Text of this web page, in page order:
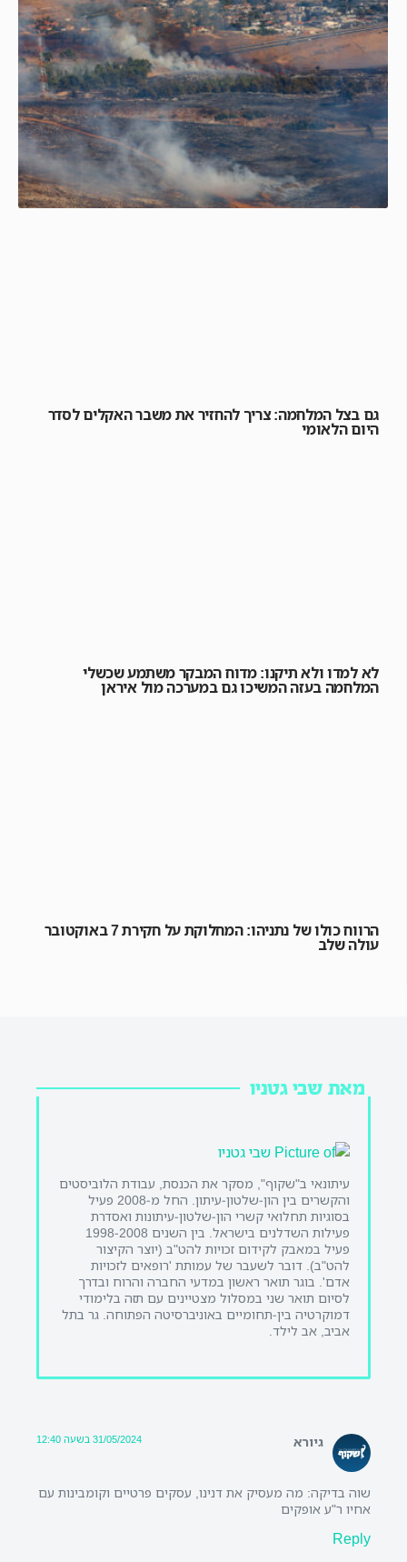
גם בצל המלחמה: צריך להחזיר את משבר האקלים לסדר
היום הלאומי
לא למדו ולא תיקנו: מדוח המבקר משתמע שכשלי
המלחמה בעזה המשיכו גם במערכה מול איראן
הרווח כולו של נתניהו: המחלוקת על חקירת 7 באוקטובר
עולה שלב
מאת שבי גטניו
עיתונאי ב"שקוף", מסקר את הכנסת, עבודת הלוביסטים
והקשרים בין הון-שלטון-עיתון. החל מ-2008 פעיל
בסוגיות תחלואי קשרי הון-שלטון-עיתונות ואסדרת
פעילות השדלנים בישראל. בין השנים 1998-2008
פעיל במאבק לקידום זכויות להט"ב (יוצר הקיצור
להט"ב). דובר לשעבר של עמותת 'רופאים לזכויות
אדם'. בוגר תואר ראשון במדעי החברה והרוח ובדרך
לסיום תואר שני במסלול מצטיינים עם תזה בלימודי
דמוקרטיה בין-תחומיים באוניברסיטה הפתוחה. גר בתל
אביב, אב לילד.
גיורא 31/05/2024 בשעה 12:40
שוה בדיקה: מה מעסיק את דנינו, עסקים פרטיים וקומבינות עם
אחיו ר"ע אופקים
Reply